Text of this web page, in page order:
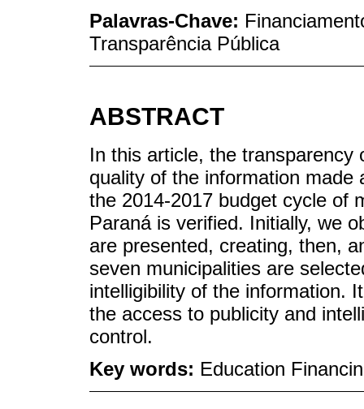
Palavras-Chave:
Transparência Pública
ABSTRACT
In this article, the transparency
quality of the information made
the 2014-2017 budget cycle of
Paraná is verified. Initially, we
are presented, creating, then,
seven municipalities are
intelligibility of the information.
the access to publicity and
control.
Key words: Education